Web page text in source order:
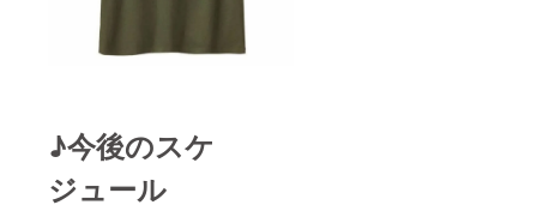
♪今後のスケ
ジュール